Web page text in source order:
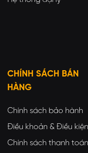
CHÍNH SÁCH BÁN
HÀNG
Chính sách bảo hành
Điều khoản & Điều kiện
Chính sách thanh toán